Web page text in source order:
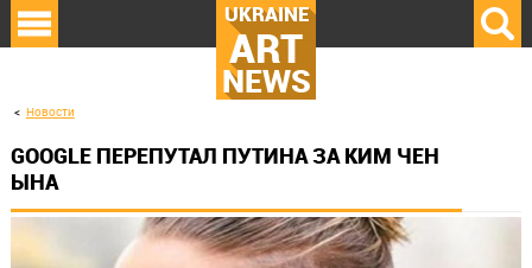
UKRAINE
ART
NEWS
Новости
GOOGLE ПЕРЕПУТАЛ ПУТИНА ЗА КИМ ЧЕН
ЫНА